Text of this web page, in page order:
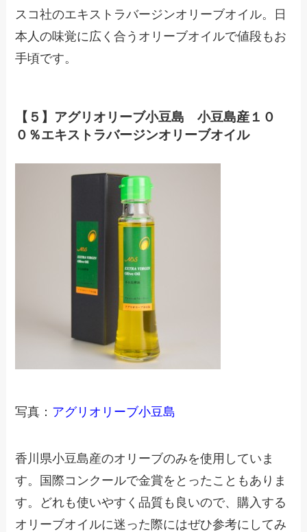
スコ社のエキストラバージンオリーブオイル。日
本人の味覚に広く合うオリーブオイルで値段もお
手頃です。
【５】アグリオリーブ小豆島 小豆島産１０
０％エキストラバージンオリーブオイル
写真： アグリオリーブ小豆島
香川県小豆島産のオリーブのみを使用していま
す。国際コンクールで金賞をとったこともありま
す。どれも使いやすく品質も良いので、購入する
オリーブオイルに迷った際にはぜひ参考にしてみ